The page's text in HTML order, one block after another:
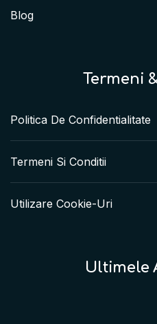
Blog
Termeni
Politica De Confidentialitate
Termeni Si Conditii
Utilizare Cookie-Uri
Ultimele